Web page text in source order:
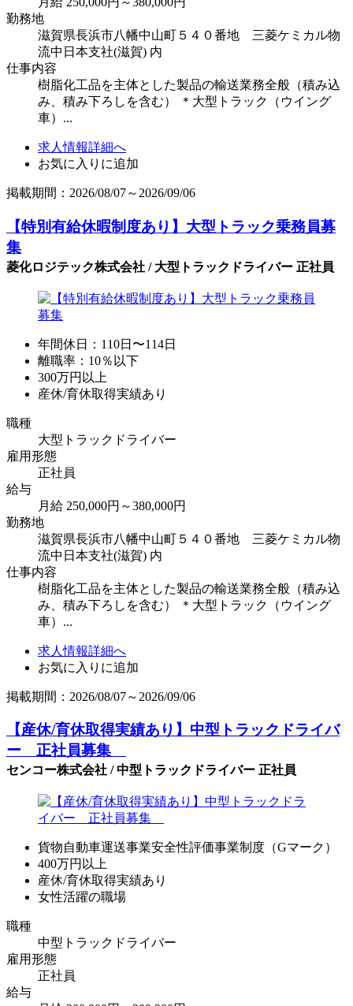
勤務地
滋賀県長浜市八幡中山町５４０番地 三菱ケミカル物
流中日本支社(滋賀) 内
仕事内容
樹脂化工品を主体とした製品の輸送業務全般（積み込
み、積み下ろしを含む） ＊大型トラック（ウイング
車）...
求人情報詳細へ
お気に入りに追加
掲載期間：2026/08/07～2026/09/06
【特別有給休暇制度あり】大型トラック乗務員募
集
菱化ロジテック株式会社 / 大型トラックドライバー 正社員
年間休日：110日〜114日
離職率：10％以下
300万円以上
産休/育休取得実績あり
職種
大型トラックドライバー
雇用形態
正社員
給与
月給 250,000円～380,000円
勤務地
滋賀県長浜市八幡中山町５４０番地 三菱ケミカル物
流中日本支社(滋賀) 内
仕事内容
樹脂化工品を主体とした製品の輸送業務全般（積み込
み、積み下ろしを含む） ＊大型トラック（ウイング
車）...
求人情報詳細へ
お気に入りに追加
掲載期間：2026/08/07～2026/09/06
【産休/育休取得実績あり】中型トラックドライバ
ー 正社員募集
センコー株式会社 / 中型トラックドライバー 正社員
貨物自動車運送事業安全性評価事業制度（Gマーク）
400万円以上
産休/育休取得実績あり
女性活躍の職場
職種
中型トラックドライバー
雇用形態
正社員
給与